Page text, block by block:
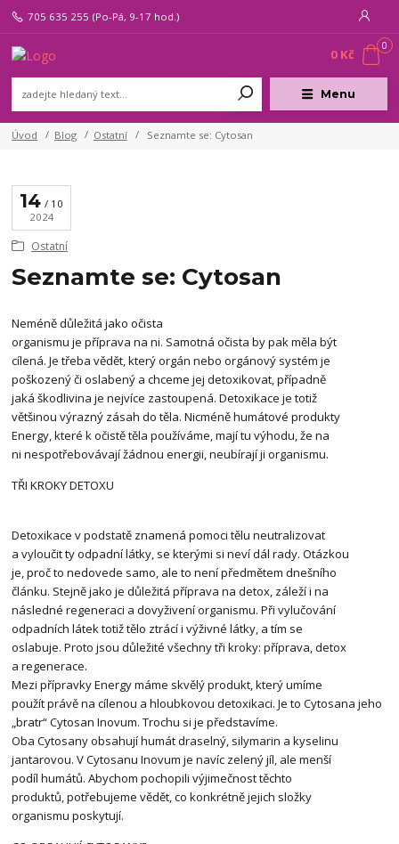
Menu
705 635 255 (Po-Pá, 9-17 hod.)
0
0 Kč
Úvod Blog Ostatní Seznamte se: Cytosan
14
10
2024
Ostatní
Seznamte se: Cytosan
Neméně důležitá jako očista
organismu je příprava na ni. Samotná očista by pak měla být
cílená. Je třeba vědět, který orgán nebo orgánový systém je
poškozený či oslabený a chceme jej detoxikovat, případně
jaká škodlivina je nejvíce zastoupená. Detoxikace je totiž
většinou výrazný zásah do těla. Nicméně humátové produkty
Energy, které k očistě těla používáme, mají tu výhodu, že na
ni nespotřebovávají žádnou energii, neubírají ji organismu.
TŘI KROKY DETOXU
Detoxikace v podstatě znamená pomoci tělu neutralizovat
a vyloučit ty odpadní látky, se kterými si neví dál rady. Otázkou
je, proč to nedovede samo, ale to není předmětem dnešního
článku. Stejně jako je důležitá příprava na detox, záleží i na
následné regeneraci a dovyživení organismu. Při vylučování
odpadních látek totiž tělo ztrácí i výživné látky, a tím se
oslabuje. Proto jsou důležité všechny tři kroky: příprava, detox
a regenerace.
Mezi přípravky Energy máme skvělý produkt, který umíme
použít právě na cílenou a hloubkovou detoxikaci. Je to Cytosana jeho
„bratr“ Cytosan Inovum. Trochu si je představíme.
Oba Cytosany obsahují humát draselný, silymarin a kyselinu
jantarovou. V Cytosanu Inovum je navíc zelený jíl, ale menší
podíl humátů. Abychom pochopili výjimečnost těchto
produktů, potřebujeme vědět, co konkrétně jejich složky
organismu poskytují.